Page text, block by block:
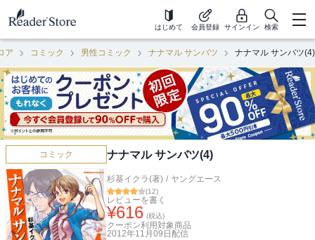
はじめて 会員登録 サインイン 検索
ア コミック 男性コミック ナナマル サンバツ ナナマル サンバツ(4)
コミック ナナマル サンバツ(4)
杉基イクラ(著) / ヤングエース
(12)
レビューを書く
¥616 (税込)
クーポン利用対象商品
2012年11月09日 配信